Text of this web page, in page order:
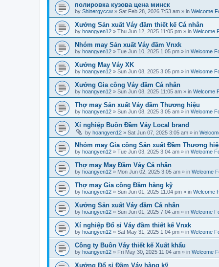
полировка кузова цена минск
by Shinergyccw » Sat Feb 28, 2026 7:53 am » in Welcome
Xưởng Sản xuất Váy đầm thiết kế Cá nhân
by hoangyen12 » Thu Jun 12, 2025 11:05 pm » in Welcome
Nhóm may Sản xuất Váy đầm Vnxk
by hoangyen12 » Tue Jun 10, 2025 1:05 pm » in Welcome
Xưởng May Váy XK
by hoangyen12 » Sun Jun 08, 2025 3:05 pm » in Welcome
Xưởng Gia công Váy đầm Cá nhân
by hoangyen12 » Sun Jun 08, 2025 11:05 am » in Welcome
Thợ may Sản xuất Váy đầm Thương hiệu
by hoangyen12 » Sun Jun 08, 2025 3:05 am » in Welcome
Xí nghiệp Buôn Đầm Váy Local brand
by hoangyen12 » Sat Jun 07, 2025 3:05 am » in
Nhóm may Gia công Sản xuất Đầm Thương
by hoangyen12 » Tue Jun 03, 2025 3:04 am » in Welcome
Thợ may May Đầm Váy Cá nhân
by hoangyen12 » Mon Jun 02, 2025 3:05 am » in Welcome
Thợ may Gia công Đầm hàng kỹ
by hoangyen12 » Sun Jun 01, 2025 11:04 pm » in Welcome
Xưởng Sản xuất Váy đầm Cá nhân
by hoangyen12 » Sun Jun 01, 2025 7:04 am » in Welcome
Xí nghiệp Đổ sỉ Váy đầm thiết kế Vnxk
by hoangyen12 » Sat May 31, 2025 1:04 pm » in Welcome
Công ty Buôn Váy thiết kế Xuất khẩu
by hoangyen12 » Fri May 30, 2025 11:04 am » in Welcome
Xưởng Đổ sỉ Đầm Váy hàng kỹ